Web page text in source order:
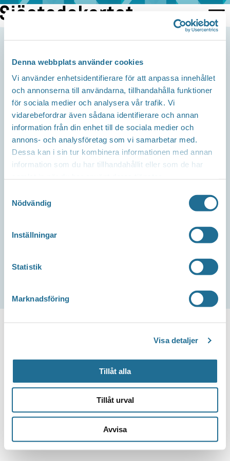
Denna webbplats använder cookies
Vi använder enhetsidentifierare för att anpassa innehållet
och annonserna till användarna, tillhandahålla funktioner
för sociala medier och analysera vår trafik. Vi
vidarebefordrar även sådana identifierare och annan
information från din enhet till de sociala medier och
annons- och analysföretag som vi samarbetar med.
Dessa kan i sin tur kombinera informationen med annan
information som du har tillhandahållit eller som de har
Nödvändig
Inställningar
Statistik
Marknadsföring
Visa detaljer
Tillåt alla
Tillåt urval
Avvisa
Hoppa
till
innehåll
Support
Telefon
Cardskipper: 0141-753090
Mejl
support@cardskipper.se
Om webbplatsen
Integritetspolicy
Tillgänglighetsredogörelse